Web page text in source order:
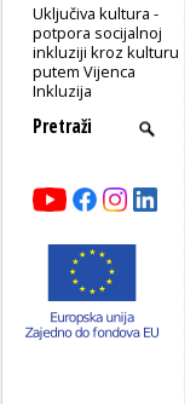
Uključiva kultura -
potpora socijalnoj
inkluziji kroz kulturu
putem Vijenca
Inkluzija